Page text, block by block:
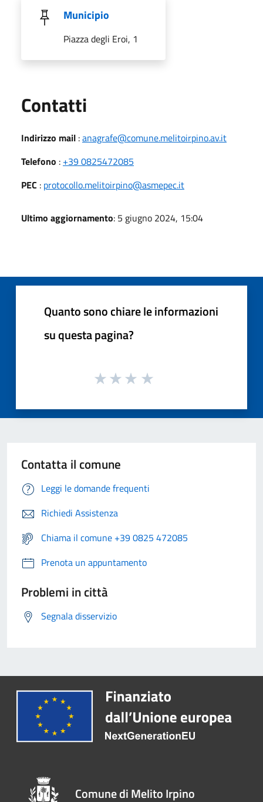
Municipio
Piazza degli Eroi, 1
Contatti
Indirizzo mail :anagrafe@comune.melitoirpino.av.it
Telefono : +39 0825472085
PEC : protocollo.melitoirpino@asmepec.it
Ultimo aggiornamento: 5 giugno 2024, 15:04
Quanto sono chiare le informazioni
su questa pagina?
Contatta il comune
Leggi le domande frequenti
Richiedi Assistenza
Chiama il comune +39 0825 472085
Prenota un appuntamento
Problemi in città
Segnala disservizio
Comune di Melito Irpino